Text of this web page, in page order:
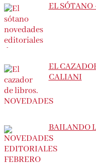
EL SÓTANO
EL
CALIANI
BAILANDO